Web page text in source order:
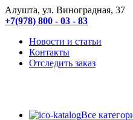
Алушта, ул. Виноградная, 37
+7(978) 800 - 03 - 83
Новости и статьи
Контакты
Отследить заказ
Все